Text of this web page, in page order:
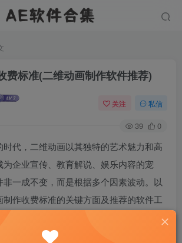
费标准(二维动画制作软件推荐)
关注 私信
39 0
代，二维动画以其独特的艺术魅力和高
企业宣传、教育解说、娱乐内容的宠
非一成不变，而是根据多个因素波动。以
作收费标准的关键方面及推荐的软件工